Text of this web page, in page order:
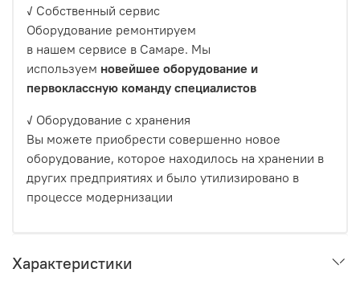
✓ Собственный сервис
Оборудование ремонтируем
в нашем сервисе в Самаре. Мы
используем новейшее оборудование и
первоклассную команду специалистов
✓ Оборудование с хранения
Вы можете приобрести совершенно новое
оборудование, которое находилось на хранении в
других предприятиях и было утилизировано в
процессе модернизации
Характеристики